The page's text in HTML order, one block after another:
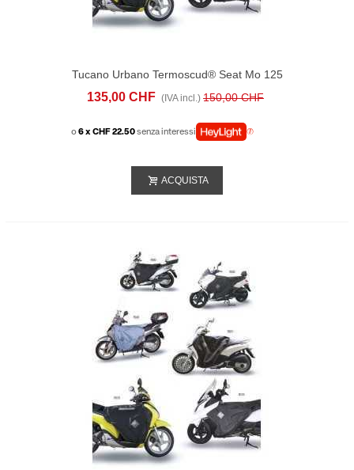
Tucano Urbano Termoscud® Seat Mo 125
(2021-25)
135,00 CHF (IVA incl.) 150,00 CHF
o6 x CHF 22.50senza interessi
ACQUISTA